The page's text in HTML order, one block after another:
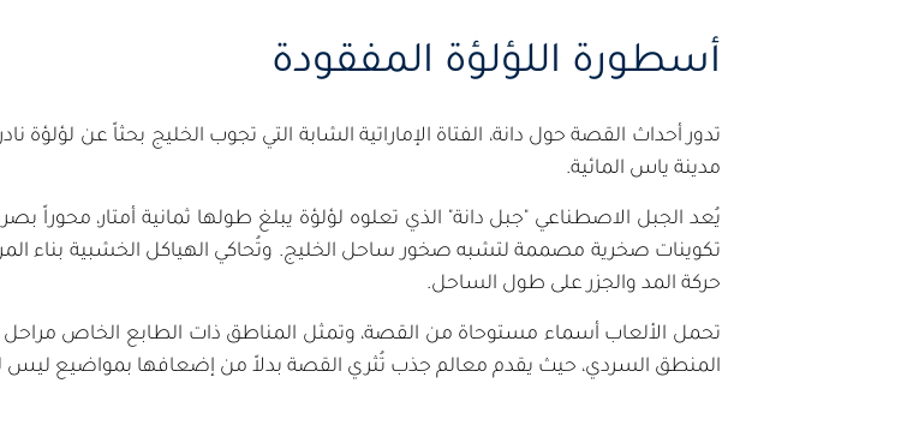
أسطورة اللؤلؤة المفقودة
تدور أحداث القصة حول دانة، الفتاة الإماراتية الشابة التي تجوب الخليج بحثاً عن
مدينة ياس المائية.
يُعد الجبل الاصطناعي "جبل دانة" الذي تعلوه لؤلؤة يبلغ طولها ثمانية أمتار، محوراً
تكوينات صخرية مصممة لتشبه صخور ساحل الخليج. وتُحاكي الهياكل الخشبية بناء
حركة المد والجزر على طول الساحل.
تحمل الألعاب أسماء مستوحاة من القصة، وتمثل المناطق ذات الطابع الخاص
المنطق السردي، حيث يقدم معالم جذب تُثري القصة بدلاً من إضعافها بمواضيع ليس